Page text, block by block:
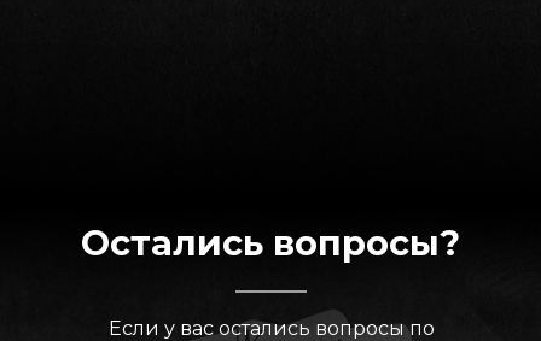
Остались вопросы?
Если у вас остались вопросы по